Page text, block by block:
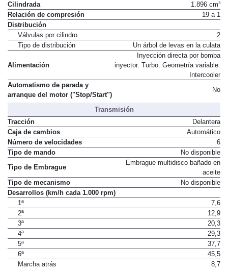
Cilindrada
1.896 cm³
Relación de compresión
19 a 1
Distribución
Válvulas por cilindro
2
Tipo de distribución
Un árbol de levas en la culata
Alimentación
Inyección directa por bomba
inyector. Turbo. Geometría variable.
Intercooler
Automatismo de parada y
arranque del motor ("Stop/Start")
No
Transmisión
Tracción
Delantera
Caja de cambios
Automático
Número de velocidades
6
Tipo de mando
No disponible
Tipo de Embrague
Embrague multidisco bañado en
aceite
Tipo de mecanismo
No disponible
Desarrollos (km/h cada 1.000 rpm)
1ª
7,6
2ª
12,9
3ª
20,3
4ª
29,3
5ª
37,7
6ª
45,5
Marcha atrás
8,7